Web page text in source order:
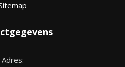
map
Adres: